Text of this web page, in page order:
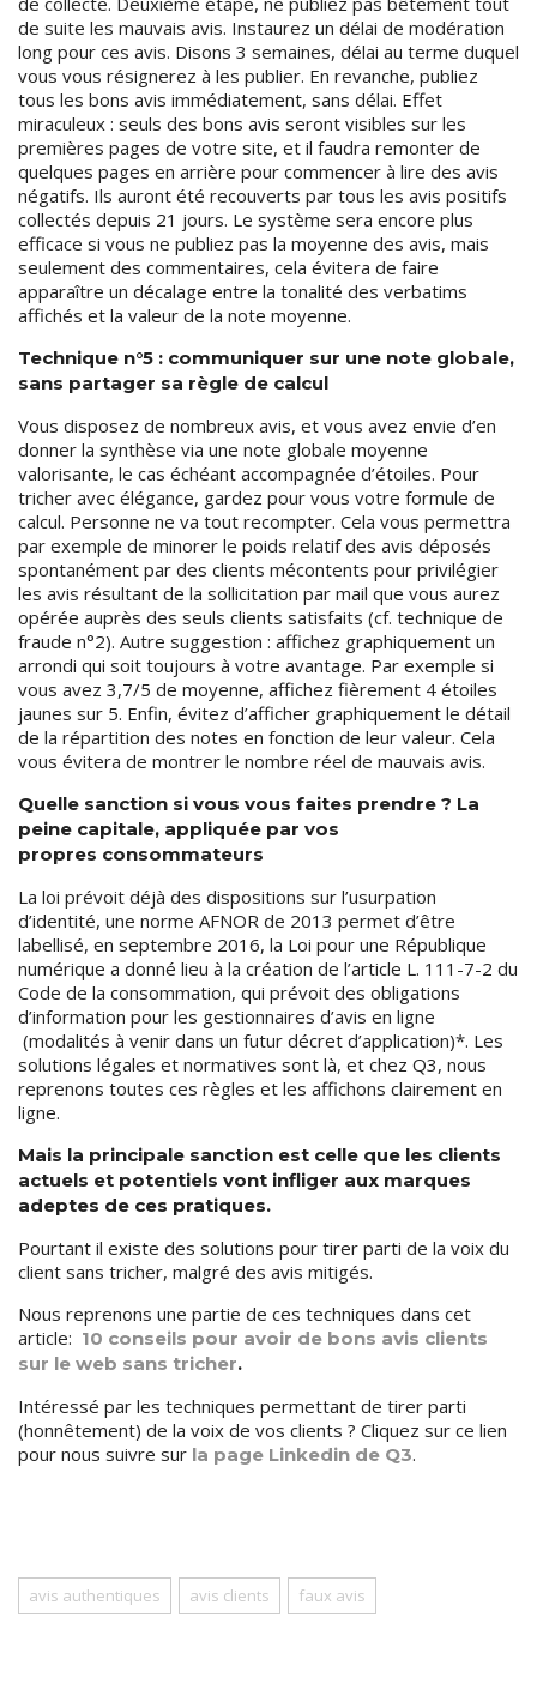
de suite les mauvais avis. Instaurez un délai de modération
long pour ces avis. Disons 3 semaines, délai au terme duquel
vous vous résignerez à les publier. En revanche, publiez
tous les bons avis immédiatement, sans délai. Effet
miraculeux : seuls des bons avis seront visibles sur les
premières pages de votre site, et il faudra remonter de
quelques pages en arrière pour commencer à lire des avis
négatifs. Ils auront été recouverts par tous les avis positifs
collectés depuis 21 jours. Le système sera encore plus
efficace si vous ne publiez pas la moyenne des avis, mais
seulement des commentaires, cela évitera de faire
apparaître un décalage entre la tonalité des verbatims
affichés et la valeur de la note moyenne.
Technique n°5 : communiquer sur une note globale,
sans partager sa règle de calcul
Vous disposez de nombreux avis, et vous avez envie d’en
donner la synthèse via une note globale moyenne
valorisante, le cas échéant accompagnée d’étoiles. Pour
tricher avec élégance, gardez pour vous votre formule de
calcul. Personne ne va tout recompter. Cela vous permettra
par exemple de minorer le poids relatif des avis déposés
spontanément par des clients mécontents pour privilégier
les avis résultant de la sollicitation par mail que vous aurez
opérée auprès des seuls clients satisfaits (cf. technique de
fraude n°2). Autre suggestion : affichez graphiquement un
arrondi qui soit toujours à votre avantage. Par exemple si
vous avez 3,7/5 de moyenne, affichez fièrement 4 étoiles
jaunes sur 5. Enfin, évitez d’afficher graphiquement le détail
de la répartition des notes en fonction de leur valeur. Cela
vous évitera de montrer le nombre réel de mauvais avis.
Quelle sanction si vous vous faites prendre ? La
peine capitale, appliquée par vos
propres consommateurs
La loi prévoit déjà des dispositions sur l’usurpation
d’identité, une norme AFNOR de 2013 permet d’être
labellisé, en septembre 2016, la Loi pour une République
numérique a donné lieu à la création de l’article L. 111-7-2 du
Code de la consommation, qui prévoit des obligations
d’information pour les gestionnaires d’avis en ligne
(modalités à venir dans un futur décret d’application)*. Les
solutions légales et normatives sont là, et chez Q3, nous
reprenons toutes ces règles et les affichons clairement en
ligne.
Mais la principale sanction est celle que les clients
actuels et potentiels vont infliger aux marques
adeptes de ces pratiques.
Pourtant il existe des solutions pour tirer parti de la voix du
client sans tricher, malgré des avis mitigés.
Nous reprenons une partie de ces techniques dans cet
article: 10 conseils pour avoir de bons avis clients
sur le web sans tricher.
Intéressé par les techniques permettant de tirer parti
(honnêtement) de la voix de vos clients ? Cliquez sur ce lien
pour nous suivre sur la page Linkedin de Q3.
avis authentiques avis clients faux avis